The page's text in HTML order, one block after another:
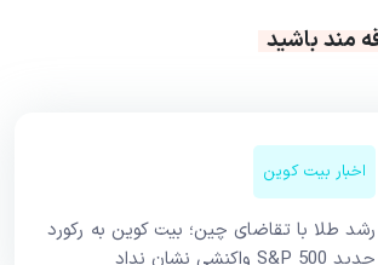
مند باشید
اخبار بیت کوین
رشد طلا با تقاضای چین؛ بیت کوین به رکورد